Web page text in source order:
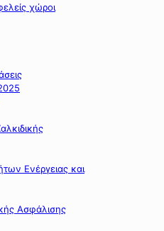
χώροι
Ενέργειας και
Ασφάλισης